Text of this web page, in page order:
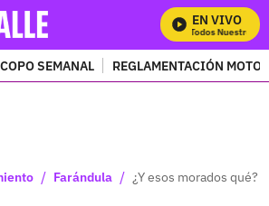
EN VIVO
Mira Todos Nuestros
SEMANAL REGLAMENTACIÓN
/ Farándula / ¿Y esos morados qué?